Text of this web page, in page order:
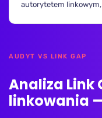
autorytetem
AUDYT VS LINK GAP
Analiza Link
linkowania